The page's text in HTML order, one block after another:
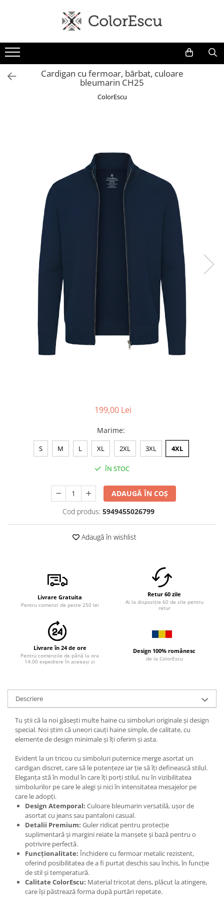
Toate produsele
Tricouri
Tricouri bărbați
Tricouri damă
Bluze si hanorace damă
Bluze de trening | Bluze tehnice
Șepci și căciuli
Haine dacice
Simboluri tradiționale
reinterpretate
Tricouri cu mesaje de bine
Tricouri de poveste
Carduri Cadou
Colecții speciale
Cardigan cu fermoar, bărbat, culoare
bleumarin CH25
ColorEscu
199,00 Lei
Marime:
S M L XL 2XL 3XL 4XL
ÎN STOC
ADAUGĂ ÎN COȘ
Cod produs: 5949455026799
Adaugă în wishlist
Livrare Gratuita
Pentru comenzi de peste 250 lei
Retur 60 zile
Ai la dispoziție 60 de zile pentru
retur
Livrare în 24 de ore
Pentru comenzile de până la ora
14.00 expediere în aceeași zi
Design 100% românesc
de la ColorEscu
Descriere
Tu știi că la noi găsești multe haine cu simboluri originale și design
special. Noi știm că uneori cauți haine simple, de calitate, cu
elemente de design minimale și îți oferim și asta.
Evident la un tricou cu simboluri puternice merge asortat un
cardigan discret, care să le potențeze iar ție să îți definească stilul.
Eleganța stă în modul în care îți porți stilul, nu în vizibilitatea
simbolurilor pe care le alegi și nici în intensitatea mesajelor pe
care le adopți.
Design Atemporal: Culoare bleumarin versatilă, ușor de
asortat cu jeans sau pantaloni casual.
Detalii Premium: Guler ridicat pentru protecție
suplimentară și margini reiate la manșete și bază pentru o
potrivire perfectă.
Funcționalitate: Închidere cu fermoar metalic rezistent,
oferind posibilitatea de a fi purtat deschis sau închis, în funcție
de stil și temperatură.
Calitate ColorEscu: Material tricotat dens, plăcut la atingere,
care își păstrează forma după purtări repetate.